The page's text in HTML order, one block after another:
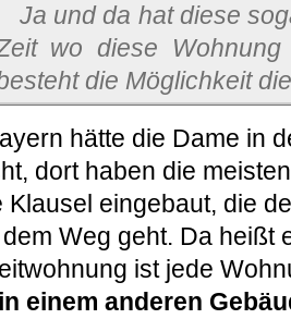
Ja und da hat diese sogar auch noch Recht, denn in jener
wo diese
die Möglichkeit
hätte die Dame in
dort haben die
Klausel eingebaut, die
Weg geht. Da heißt
ist jede
einem anderen